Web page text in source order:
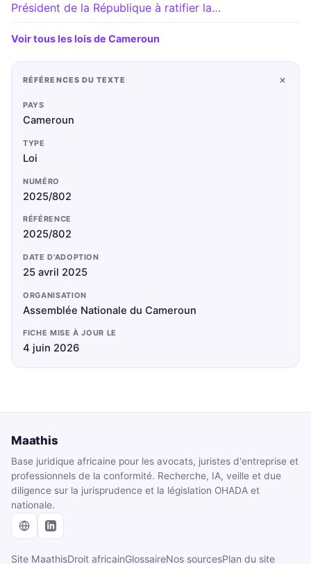
Président de la République à ratifier la…
Voir tous les lois de Cameroun
RÉFÉRENCES DU TEXTE +
PAYS
Cameroun
TYPE
Loi
NUMÉRO
2025/802
RÉFÉRENCE
2025/802
DATE D'ADOPTION
25 avril 2025
ORGANISATION
Assemblée Nationale du Cameroun
FICHE MISE À JOUR LE
4 juin 2026
Maathis
Base juridique africaine pour les avocats, juristes d'entreprise et
professionnels de la conformité. Recherche, IA, veille et due
diligence sur la jurisprudence et la législation OHADA et
nationale.
Site MaathisDroit africainGlossaireNos sourcesPlan du site